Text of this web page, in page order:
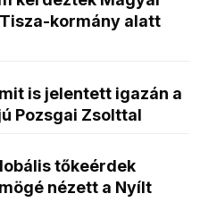
kormány alatt
is jelentett igazán a
Pozsgai Zsolttal
tőkeérdek
nézett a Nyílt